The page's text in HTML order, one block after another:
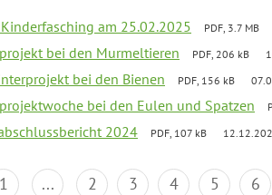
am 25.02.2025 PDF, 3.7 MB
bei den Murmeltieren PDF, 206 kB
bei den Bienen PDF, 156 kB
bei den Eulen und Spatzen
2024 PDF, 107 kB
1 ... 2 3 4 5 6